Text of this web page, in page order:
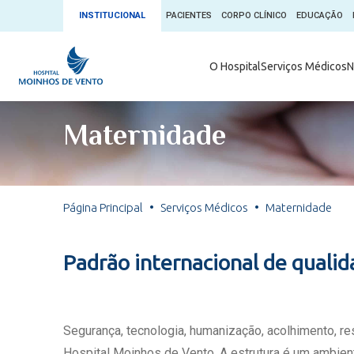
INSTITUCIONAL PACIENTES CORPO CLÍNICO EDUCAÇÃO
O HospitalServiços Médicos
Serviços Médicos
Núcleos e Especialidades
Exames
Fale com o Moinhos
Seu Médico
Ambulatório
Comitê de
Conheça
Blog Saúde
Convênios
Doação de
Escritório
Maternidade
Página Principal Serviços Médicos Maternidade
Padrão internacional de
Segurança, tecnologia, humanização, acolhimento,